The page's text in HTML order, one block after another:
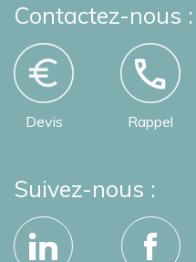
Contactez-nous :
Devis Rappel
Suivez-nous :